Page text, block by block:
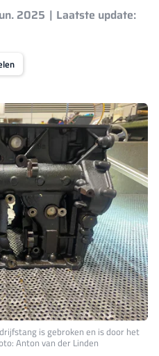
2025
Laatste update:
is gebroken en is door het
Anton van der Linden